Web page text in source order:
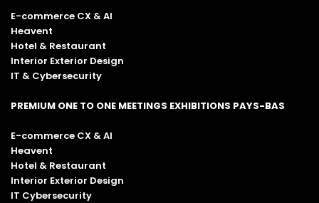
E-commerce CX & AI
Heavent
Hotel & Restaurant
Interior Exterior Design
IT & Cybersecurity
PREMIUM ONE TO ONE MEETINGS EXHIBITIONS PAYS-BAS
E-commerce CX & AI
Heavent
Hotel & Restaurant
Interior Exterior Design
IT Cybersecurity